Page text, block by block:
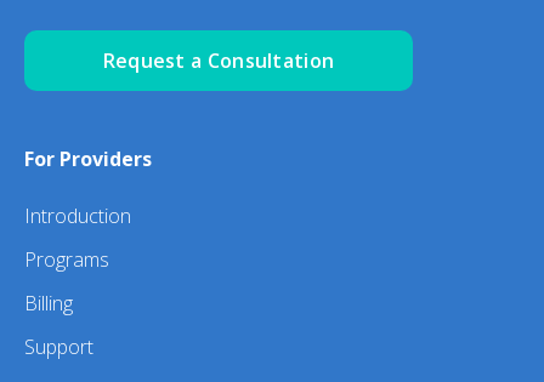
Request a Consultation
For Providers
Introduction
Programs
Billing
Support